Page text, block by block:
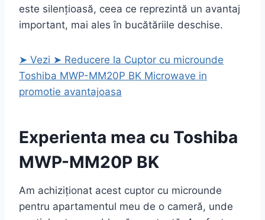
este silențioasă, ceea ce reprezintă un avantaj
important, mai ales în bucătăriile deschise.
➤ Vezi ➤ Reducere la Cuptor cu microunde
Toshiba MWP-MM20P BK Microwave in
promotie avantajoasa
Experienta mea cu Toshiba
MWP-MM20P BK
Am achiziționat acest cuptor cu microunde
pentru apartamentul meu de o cameră, unde